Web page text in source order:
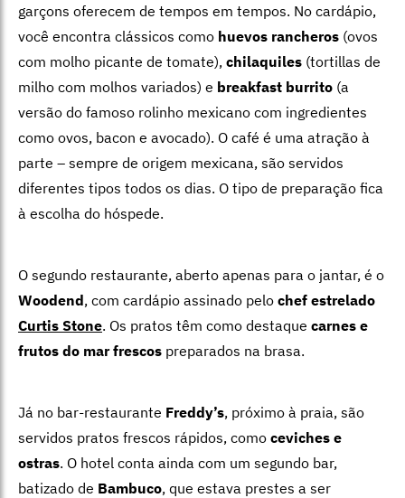
garçons oferecem de tempos em tempos. No cardápio,
você encontra clássicos como huevos rancheros (ovos
com molho picante de tomate), chilaquiles (tortillas de
milho com molhos variados) e breakfast burrito (a
versão do famoso rolinho mexicano com ingredientes
como ovos, bacon e avocado). O café é uma atração à
parte – sempre de origem mexicana, são servidos
diferentes tipos todos os dias. O tipo de preparação fica
à escolha do hóspede.
O segundo restaurante, aberto apenas para o jantar, é o
Woodend, com cardápio assinado pelo chef estrelado
Curtis Stone. Os pratos têm como destaque carnes e
frutos do mar frescos preparados na brasa.
Já no bar-restaurante Freddy’s, próximo à praia, são
servidos pratos frescos rápidos, como ceviches e
ostras. O hotel conta ainda com um segundo bar,
batizado de Bambuco, que estava prestes a ser